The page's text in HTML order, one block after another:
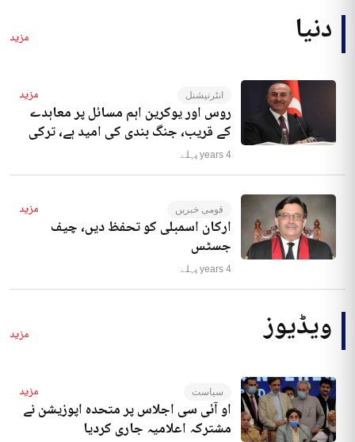
دنیا مزید
انٹرنیشنل مزید
روس اور یوکرین اہم مسائل پر معاہدے
کے قریب، جنگ بندی کی امید ہے، ترکی
4 years پہلے
قومی خبریں مزید
ارکان اسمبلی کو تحفظ دیں، چیف
جسٹس
4 years پہلے
ویڈیوز مزید
سیاست مزید
او آئی سی اجلاس پر متحدہ اپوزیشن نے
مشترکہ اعلامیہ جاری کردیا